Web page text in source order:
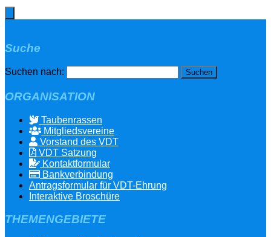
Suche
Suchen nach:
ORGANISATION
Taubenrassen
Mitgliedsvereine
Vorstand des VDT
VDT Satzung
Kontaktformular
Bankverbindung
Antragsformular für VDT-Ehrung
Interaktive Broschüre
THEMENGEBIETE